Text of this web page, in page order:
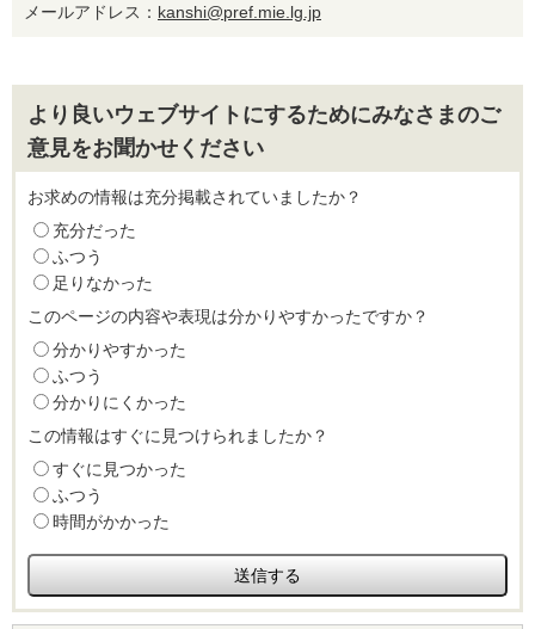
メールアドレス： kanshi@pref.mie.lg.jp
より良いウェブサイトにするためにみなさまのご
意見をお聞かせください
お求めの情報は充分掲載されていましたか？
充分だった
ふつう
足りなかった
このページの内容や表現は分かりやすかったですか？
分かりやすかった
ふつう
分かりにくかった
この情報はすぐに見つけられましたか？
すぐに見つかった
ふつう
時間がかかった